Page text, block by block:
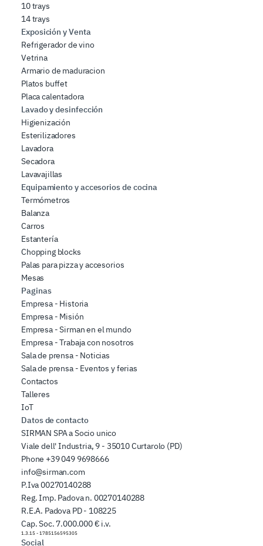
10 trays
14 trays
Exposición y Venta
Refrigerador de vino
Vetrina
Armario de maduracion
Platos buffet
Placa calentadora
Lavado y desinfección
Higienización
Esterilizadores
Lavadora
Secadora
Lavavajillas
Equipamiento y accesorios de cocina
Termómetros
Balanza
Carros
Estantería
Chopping blocks
Palas para pizza y accesorios
Mesas
Paginas
Empresa - Historia
Empresa - Misión
Empresa - Sirman en el mundo
Empresa - Trabaja con nosotros
Sala de prensa - Noticias
Sala de prensa - Eventos y ferias
Contactos
Talleres
IoT
Datos de contacto
SIRMAN SPA a Socio unico
Viale dell' Industria, 9 - 35010 Curtarolo (PD)
Phone +39 049 9698666
info@sirman.com
P.Iva 00270140288
Reg. Imp. Padova n. 00270140288
R.E.A. Padova PD - 108225
Cap. Soc. 7.000.000 € i.v.
1.3.15 - 1785156595305
Social